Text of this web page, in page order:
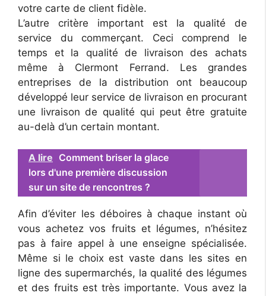
votre carte de client fidèle.
L’autre critère important est la qualité de
service du commerçant. Ceci comprend le
temps et la qualité de livraison des achats
même à Clermont Ferrand. Les grandes
entreprises de la distribution ont beaucoup
développé leur service de livraison en procurant
une livraison de qualité qui peut être gratuite
au-delà d’un certain montant.
A lire Comment briser la glace
lors d'une première discussion
sur un site de rencontres ?
Afin d’éviter les déboires à chaque instant où
vous achetez vos fruits et légumes, n’hésitez
pas à faire appel à une enseigne spécialisée.
Même si le choix est vaste dans les sites en
ligne des supermarchés, la qualité des légumes
et des fruits est très importante. Vous avez la